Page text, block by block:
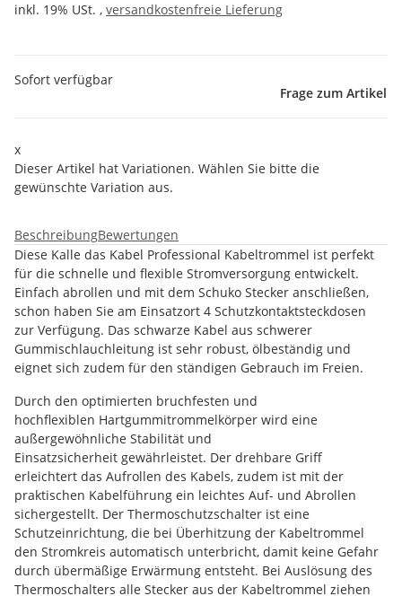
inkl. 19% USt. , versandkostenfreie Lieferung
Sofort verfügbar
Frage zum Artikel
x
Dieser Artikel hat Variationen. Wählen Sie bitte die
gewünschte Variation aus.
BeschreibungBewertungen
Diese Kalle das Kabel Professional Kabeltrommel ist perfekt
für die schnelle und flexible Stromversorgung entwickelt.
Einfach abrollen und mit dem Schuko Stecker anschließen,
schon haben Sie am Einsatzort 4 Schutzkontaktsteckdosen
zur Verfügung. Das schwarze Kabel aus schwerer
Gummischlauchleitung ist sehr robust, ölbeständig und
eignet sich zudem für den ständigen Gebrauch im Freien.
Durch den optimierten bruchfesten und
hochflexiblen Hartgummitrommelkörper wird eine
außergewöhnliche Stabilität und
Einsatzsicherheit gewährleistet. Der drehbare Griff
erleichtert das Aufrollen des Kabels, zudem ist mit der
praktischen Kabelführung ein leichtes Auf- und Abrollen
sichergestellt. Der Thermoschutzschalter ist eine
Schutzeinrichtung, die bei Überhitzung der Kabeltrommel
den Stromkreis automatisch unterbricht, damit keine Gefahr
durch übermäßige Erwärmung entsteht. Bei Auslösung des
Thermoschalters alle Stecker aus der Kabeltrommel ziehen